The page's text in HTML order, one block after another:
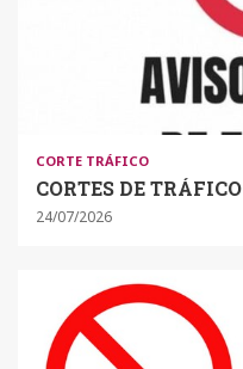
CORTE TRÁFICO
CORTES DE TRÁFICO
24/07/2026